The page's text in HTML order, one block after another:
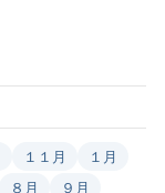
１１月
１月
８月 ９月